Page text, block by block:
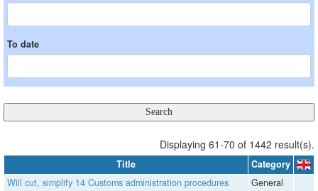
To date
Displaying 61-70 of 1442 result(s).
Title
Category
Will cut, simplify 14 Customs administration procedures
General